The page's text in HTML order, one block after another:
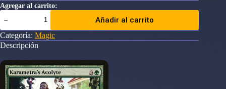
Agregar al carrito:
Karametra's
Acolyte
Theros
cantidad
Añadir al carrito
Categoría: Magic
Descripción